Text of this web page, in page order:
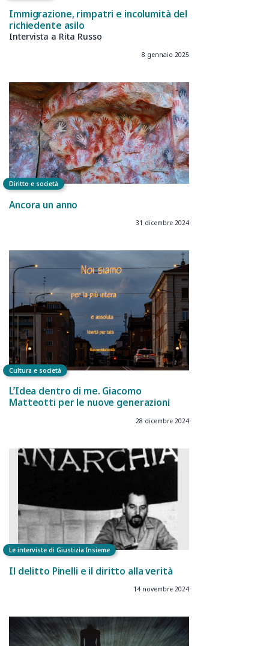
Immigrazione, rimpatri e incolumità del
richiedente asilo
Intervista a Rita Russo
8 gennaio 2025
Diritto e società
Ancora un anno
31 dicembre 2024
Cultura e società
L’Idea dentro di me. Giacomo
Matteotti per le nuove generazioni
28 dicembre 2024
Le interviste di Giustizia Insieme
Il delitto Pinelli e il diritto alla verità
14 novembre 2024